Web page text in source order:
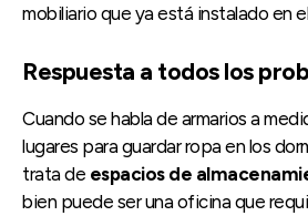
mobiliario que ya está instalado en
Respuesta a todos los
Cuando se habla de armarios a
lugares para guardar ropa en los
trata de espacios de
bien puede ser una oficina que